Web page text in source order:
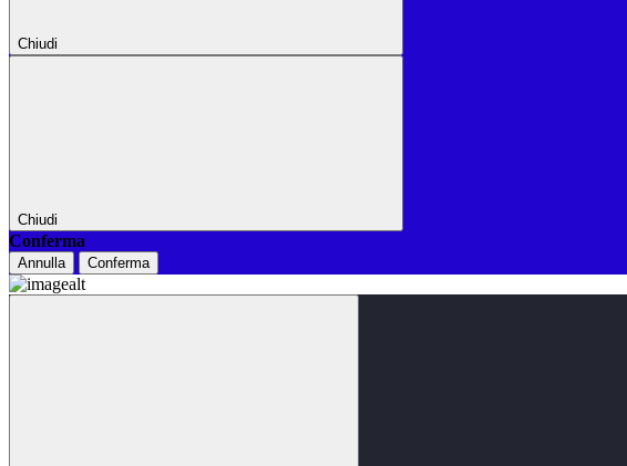
Chiudi
Chiudi
Conferma
Annulla Conferma